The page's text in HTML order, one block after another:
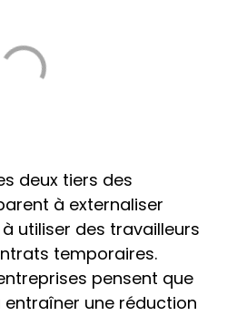
deux tiers des
à externaliser
utiliser des travailleurs
temporaires.
pensent que
une réduction